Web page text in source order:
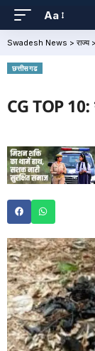
Aa
Swadesh News > राज्य>
छत्तीसगढ
CG TOP